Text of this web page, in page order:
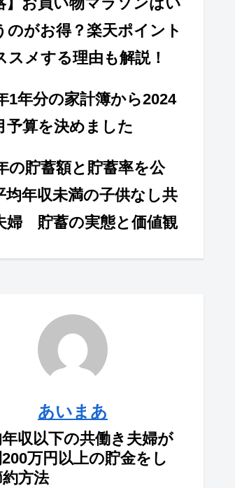
のがお得？楽天ポイント
スメする理由も解説！
1年分の家計簿から2024
予算を決めました
の貯蓄額と貯蓄率を公
均年収未満の子供なし共
婦 貯蓄の実態と価値観
あいまあ
収以下の共働き夫婦が
万円以上の貯金をし
方法